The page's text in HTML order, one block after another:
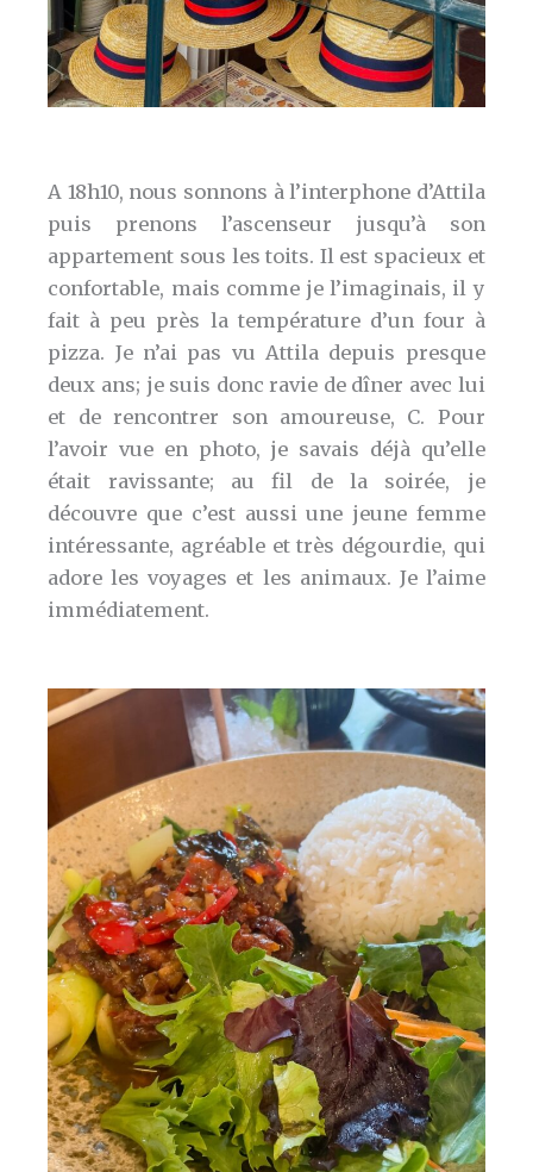
A 18h10, nous sonnons à l’interphone d’Attila
puis prenons l’ascenseur jusqu’à son
appartement sous les toits. Il est spacieux et
confortable, mais comme je l’imaginais, il y
fait à peu près la température d’un four à
pizza. Je n’ai pas vu Attila depuis presque
deux ans; je suis donc ravie de dîner avec lui
et de rencontrer son amoureuse, C. Pour
l’avoir vue en photo, je savais déjà qu’elle
était ravissante; au fil de la soirée, je
découvre que c’est aussi une jeune femme
intéressante, agréable et très dégourdie, qui
adore les voyages et les animaux. Je l’aime
immédiatement.